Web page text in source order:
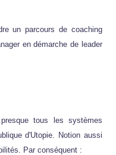
un parcours de coaching
en démarche de leader
tous les systèmes
d'Utopie. Notion aussi
Par conséquent :